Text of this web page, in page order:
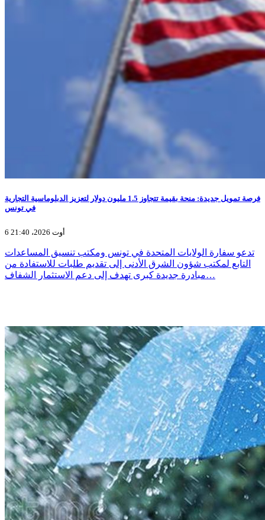
فرصة تمويل جديدة: منحة بقيمة تتجاوز 1.5 مليون دولار لتعزيز الدبلوماسية التجارية
في تونس
6 أوت 2026، 21:40
تدعو سفارة الولايات المتحدة في تونس ومكتب تنسيق المساعدات
التابع لمكتب شؤون الشرق الأدنى إلى تقديم طلبات للاستفادة من
مبادرة جديدة كبرى تهدف إلى دعم الاستثمار الشفاف…